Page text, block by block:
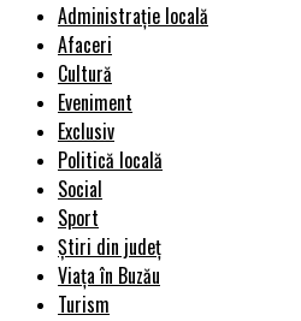
Administrație locală
Afaceri
Cultură
Eveniment
Exclusiv
Politică locală
Social
Sport
Știri din județ
Viața în Buzău
Turism